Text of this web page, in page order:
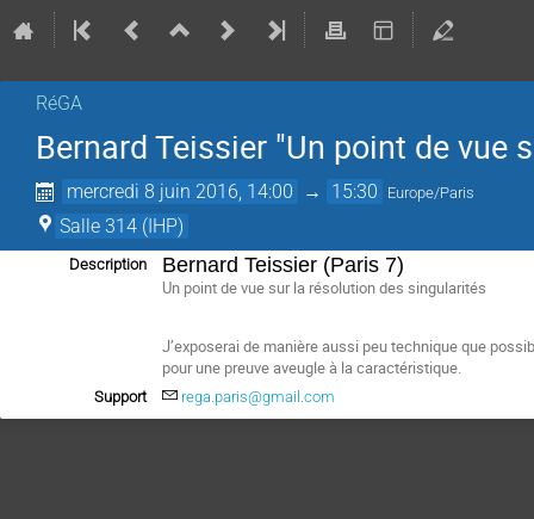
RéGA
Bernard Teissier "Un point de
mercredi 8 juin 2016, 14:00 → 15:30 Europe/Paris
Salle 314 (IHP)
Description Bernard Teissier (Paris 7)
Un point de vue sur la résolution des singularités
J’exposerai de manière aussi peu technique que
pour une preuve aveugle à la caractéristique.
Support rega.paris@gmail.com